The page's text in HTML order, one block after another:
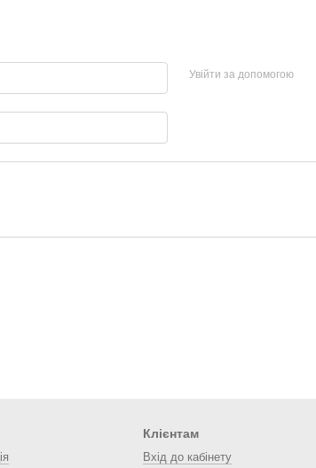
Увійти за допомогою
Клієнтам
Вхід до кабінету